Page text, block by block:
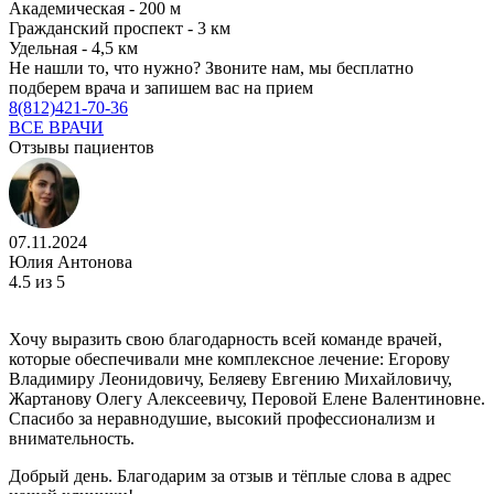
Академическая - 200 м
Гражданский проспект - 3 км
Удельная - 4,5 км
Не нашли то, что нужно? Звоните нам, мы бесплатно
подберем врача и запишем вас на прием
8(812)421-70-36
ВСЕ ВРАЧИ
Отзывы пациентов
07.11.2024
Юлия Антонова
4.5 из 5
Хочу выразить свою благодарность всей команде врачей,
которые обеспечивали мне комплексное лечение: Егорову
Владимиру Леонидовичу, Беляеву Евгению Михайловичу,
Жартанову Олегу Алексеевичу, Перовой Елене Валентиновне.
Спасибо за неравнодушие, высокий профессионализм и
внимательность.
Добрый день. Благодарим за отзыв и тёплые слова в адрес